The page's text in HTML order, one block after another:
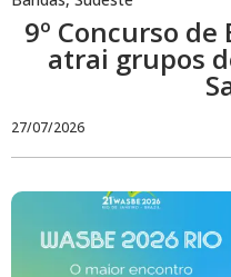
9º Concurso
atrai grupos
27/07/2026